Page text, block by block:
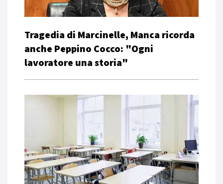
Tragedia di Marcinelle, Manca ricorda
anche Peppino Cocco: "Ogni
lavoratore una storia"